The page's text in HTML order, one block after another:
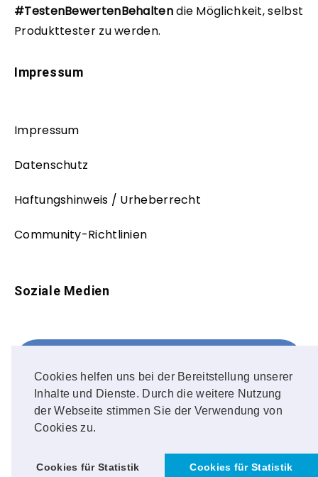
Cookies helfen uns bei der Bereitstellung unserer
Inhalte und Dienste. Durch die weitere Nutzung
der Webseite stimmen Sie der Verwendung von
Cookies zu.
Cookies für Statistik Cookies für Statistik
#TestenBewertenBehaltendie Möglichkeit, selbst
Produkttester zu werden.
Impressum
Impressum
Datenschutz
Haftungshinweis / Urheberrecht
Community-Richtlinien
Soziale Medien
FOLLOW ME!
Instagram
OUR PHOTOS!